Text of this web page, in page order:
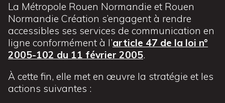
La Métropole Rouen Normandie et Rouen
Normandie Création s’engagent à rendre
accessibles ses services de communication en
ligne conformément à l’article 47 de la loi n°
2005-102 du 11 février 2005.
À cette fin, elle met en œuvre la stratégie et les
actions suivantes :